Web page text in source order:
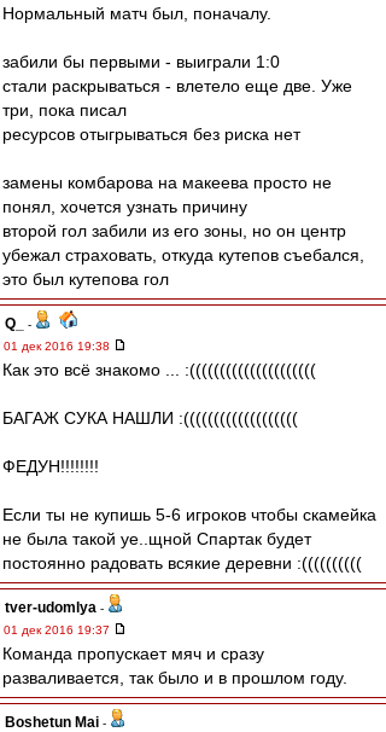
Нормальный матч был, поначалу.
забили бы первыми - выиграли 1:0
стали раскрываться - влетело еще две. Уже
три, пока писал
ресурсов отыгрываться без риска нет
замены комбарова на макеева просто не
понял, хочется узнать причину
второй гол забили из его зоны, но он центр
убежал страховать, откуда кутепов съебался,
это был кутепова гол
Q_
-
01 дек 2016 19:38
Как это всё знакомо ... :(((((((((((((((((((((
БАГАЖ СУКА НАШЛИ :(((((((((((((((((((
ФЕДУН!!!!!!!!
Если ты не купишь 5-6 игроков чтобы скамейка
не была такой уе..щной Спартак будет
постоянно радовать всякие деревни :((((((((((
tver-udomlya -
01 дек 2016 19:37
Команда пропускает мяч и сразу
разваливается, так было и в прошлом году.
Boshetun Mai -